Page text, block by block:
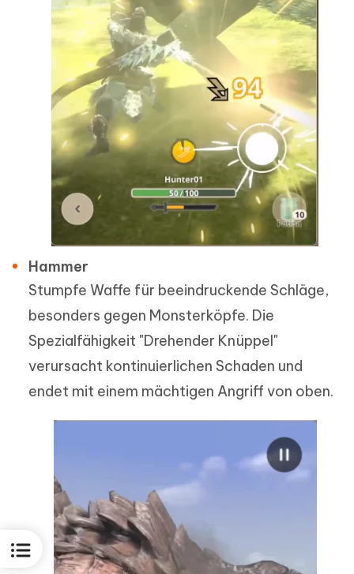
Hammer
Stumpfe Waffe für beeindruckende Schläge,
besonders gegen Monsterköpfe. Die
Spezialfähigkeit "Drehender Knüppel"
verursacht kontinuierlichen Schaden und
endet mit einem mächtigen Angriff von oben.